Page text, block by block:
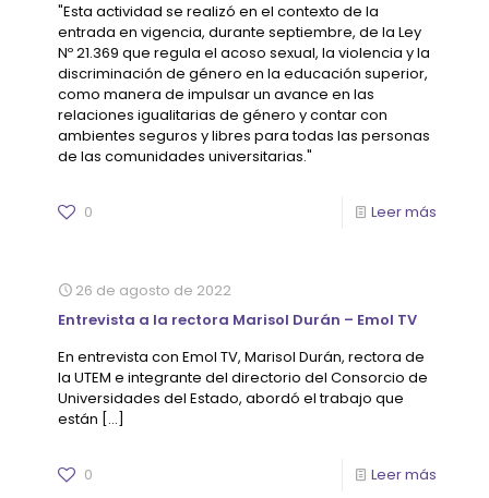
"Esta actividad se realizó en el contexto de la
entrada en vigencia, durante septiembre, de la Ley
Nº 21.369 que regula el acoso sexual, la violencia y la
discriminación de género en la educación superior,
como manera de impulsar un avance en las
relaciones igualitarias de género y contar con
ambientes seguros y libres para todas las personas
de las comunidades universitarias."
0 Leer más
26 de agosto de 2022
Entrevista a la rectora Marisol Durán – Emol TV
En entrevista con Emol TV, Marisol Durán, rectora de
la UTEM e integrante del directorio del Consorcio de
Universidades del Estado, abordó el trabajo que
están […]
0 Leer más